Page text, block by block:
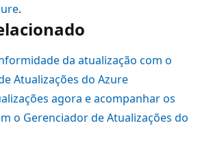
.
da atualização com o
Atualizações do Azure
agora e acompanhar os
o Gerenciador de Atualizações do